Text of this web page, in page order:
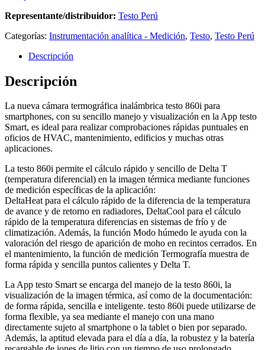
Representante/distribuidor: Testo Perú
Categorías: Instrumentación analítica - Medición, Testo, Testo Perú
Descripción
Descripción
La nueva cámara termográfica inalámbrica testo 860i para
smartphones, con su sencillo manejo y visualización en la App testo
Smart, es ideal para realizar comprobaciones rápidas puntuales en
oficios de HVAC, mantenimiento, edificios y muchas otras
aplicaciones.
La testo 860i permite el cálculo rápido y sencillo de Delta T
(temperatura diferencial) en la imagen térmica mediante funciones
de medición específicas de la aplicación:
DeltaHeat para el cálculo rápido de la diferencia de la temperatura
de avance y de retorno en radiadores, DeltaCool para el cálculo
rápido de la temperatura diferencias en sistemas de frío y de
climatización. Además, la función Modo húmedo le ayuda con la
valoración del riesgo de aparición de moho en recintos cerrados. En
el mantenimiento, la función de medición Termografía muestra de
forma rápida y sencilla puntos calientes y Delta T.
La App testo Smart se encarga del manejo de la testo 860i, la
visualización de la imagen térmica, así como de la documentación:
de forma rápida, sencilla e inteligente. testo 860i puede utilizarse de
forma flexible, ya sea mediante el manejo con una mano
directamente sujeto al smartphone o la tablet o bien por separado.
Además, la aptitud elevada para el día a día, la robustez y la batería